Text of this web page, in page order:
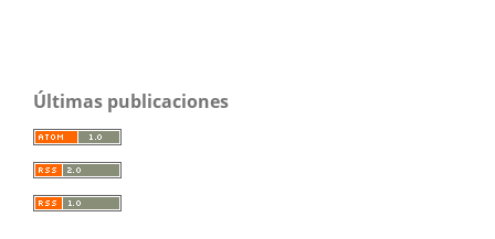
Últimas publicaciones